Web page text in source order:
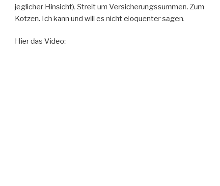
jeglicher Hinsicht), Streit um Versicherungssummen. Zum
Kotzen. Ich kann und will es nicht eloquenter sagen.
Hier das Video: